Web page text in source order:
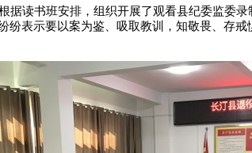
读书班安排，组织开展了观看县纪委监委
纷表示要以案为鉴、吸取教训，知敬畏、存